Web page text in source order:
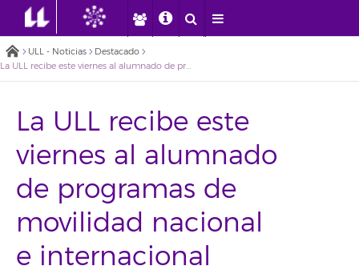
ULL - Noticias
Destacado
La ULL recibe este viernes al alumnado de programas de movilidad nacional e internacional
La ULL recibe este
viernes al alumnado
de programas de
movilidad nacional
e internacional